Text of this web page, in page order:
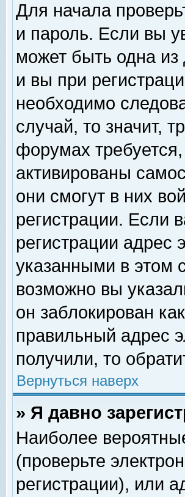
Для начала
и пароль. Если вы
может быть одна
и вы при
необходимо
случай, то значит,
форумах
активированы
они смогут в них
регистрации. Если
регистрации адрес
указанными в этом
возможно вы
он заблокирован
правильный адрес
получили, то
Вернуться наверх
» Я давно
Наиболее
(проверьте
регистрации), или